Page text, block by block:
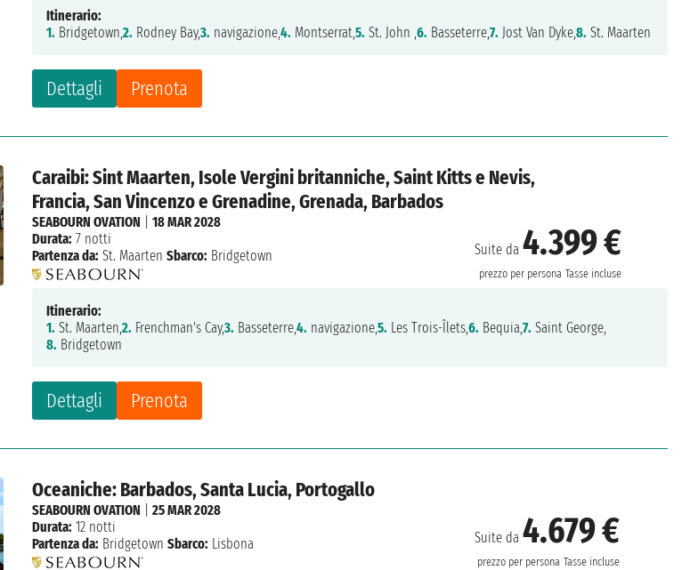
Dettagli Prenota
Itinerario:
1. Bridgetown,2. Rodney Bay,3. navigazione,4. Montserrat,5. St. John ,6. Basseterre,7. Jost Van Dyke,8. St. Maarten
Caraibi: Sint Maarten, Isole Vergini britanniche, Saint Kitts e Nevis,
Francia, San Vincenzo e Grenadine, Grenada, Barbados
Suite da4.399 €
prezzo per persona Tasse incluse
Dettagli Prenota
SEABOURN OVATION |18 MAR 2028
Durata: 7 notti
Partenza da: St. Maarten Sbarco: Bridgetown
Itinerario:
1. St. Maarten,2. Frenchman's Cay,3. Basseterre,4. navigazione,5. Les Trois-Îlets,6. Bequia,7. Saint George,
8. Bridgetown
Oceaniche: Barbados, Santa Lucia, Portogallo
Suite da4.679 €
prezzo per persona Tasse incluse
SEABOURN OVATION |25 MAR 2028
Durata: 12 notti
Partenza da: Bridgetown Sbarco: Lisbona